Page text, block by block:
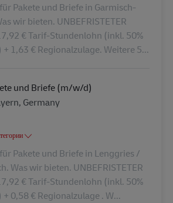
Pakete und Briefe in Garmisch-
wir bieten. UNBEFRISTETER
€ Tarif-Stundenlohn (inkl. 50%
1,63 € Regionalzulage. Weitere 5...
und Briefe (m/w/d)
Germany
Pakete und Briefe in Lenggries /
Was wir bieten. UNBEFRISTETER
€ Tarif-Stundenlohn (inkl. 50%
0,58 € Regionalzulage . W...